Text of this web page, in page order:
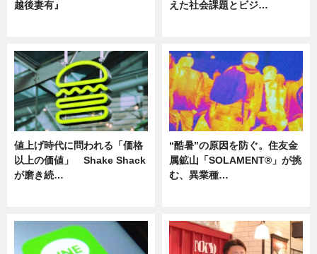
越後妻有』 えた社会課題とビジ…
値上げ時代に問われる「価格
以上の価値」 Shake Shack
が磨き続…
“酷暑”の原因を防ぐ。住友金
属鉱山「SOLAMENT®」が挑
む、異業種…